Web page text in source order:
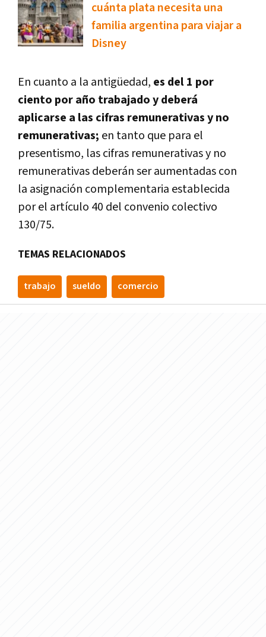
cuánta plata necesita una
familia argentina para viajar a
Disney
En cuanto a la antigüedad, es del 1 por
ciento por año trabajado y deberá
aplicarse a las cifras remunerativas y no
remunerativas; en tanto que para el
presentismo, las cifras remunerativas y no
remunerativas deberán ser aumentadas con
la asignación complementaria establecida
por el artículo 40 del convenio colectivo
130/75.
TEMAS RELACIONADOS
trabajo sueldo comercio